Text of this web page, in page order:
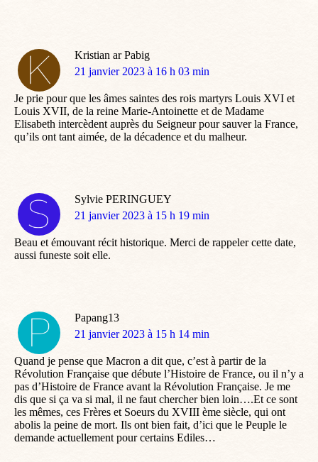
Kristian ar Pabig
dit
21 janvier 2023 à 16 h 03 min
Je prie pour que les âmes saintes des rois martyrs Louis XVI et
Louis XVII, de la reine Marie-Antoinette et de Madame
Elisabeth intercèdent auprès du Seigneur pour sauver la France,
qu’ils ont tant aimée, de la décadence et du malheur.
Sylvie PERINGUEY
dit
21 janvier 2023 à 15 h 19 min
Beau et émouvant récit historique. Merci de rappeler cette date,
aussi funeste soit elle.
Papang13
dit
21 janvier 2023 à 15 h 14 min
Quand je pense que Macron a dit que, c’est à partir de la
Révolution Française que débute l’Histoire de France, ou il n’y a
pas d’Histoire de France avant la Révolution Française. Je me
dis que si ça va si mal, il ne faut chercher bien loin….Et ce sont
les mêmes, ces Frères et Soeurs du XVIII ème siècle, qui ont
abolis la peine de mort. Ils ont bien fait, d’ici que le Peuple le
demande actuellement pour certains Ediles…